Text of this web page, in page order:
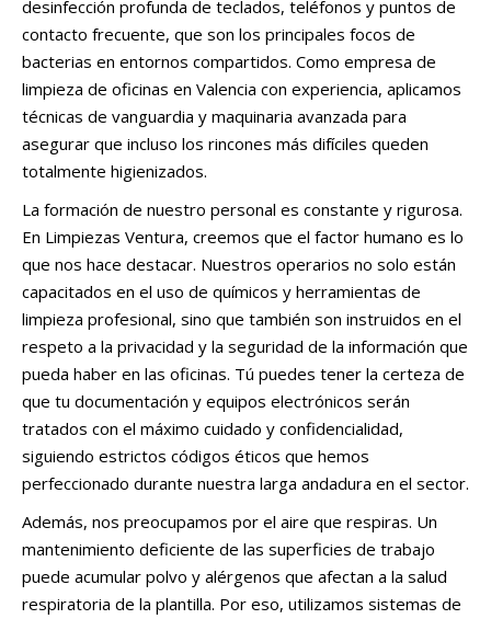
desinfección profunda de teclados, teléfonos y puntos de
contacto frecuente, que son los principales focos de
bacterias en entornos compartidos. Como empresa de
limpieza de oficinas en Valencia con experiencia, aplicamos
técnicas de vanguardia y maquinaria avanzada para
asegurar que incluso los rincones más difíciles queden
totalmente higienizados.
La formación de nuestro personal es constante y rigurosa.
En Limpiezas Ventura, creemos que el factor humano es lo
que nos hace destacar. Nuestros operarios no solo están
capacitados en el uso de químicos y herramientas de
limpieza profesional, sino que también son instruidos en el
respeto a la privacidad y la seguridad de la información que
pueda haber en las oficinas. Tú puedes tener la certeza de
que tu documentación y equipos electrónicos serán
tratados con el máximo cuidado y confidencialidad,
siguiendo estrictos códigos éticos que hemos
perfeccionado durante nuestra larga andadura en el sector.
Además, nos preocupamos por el aire que respiras. Un
mantenimiento deficiente de las superficies de trabajo
puede acumular polvo y alérgenos que afectan a la salud
respiratoria de la plantilla. Por eso, utilizamos sistemas de